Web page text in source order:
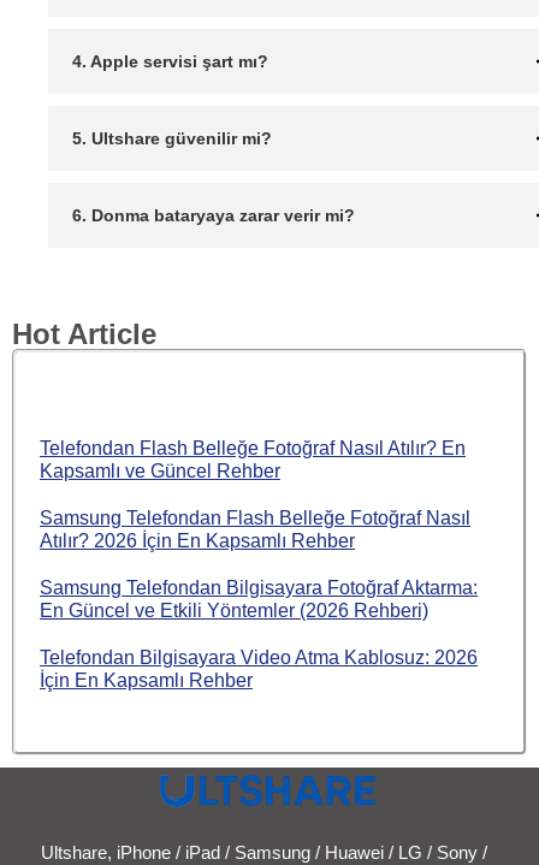
4. Apple servisi şart mı?
5. Ultshare güvenilir mi?
6. Donma bataryaya zarar verir mi?
Hot Article
Telefondan Flash Belleğe Fotoğraf Nasıl Atılır? En
Kapsamlı ve Güncel Rehber
Samsung Telefondan Flash Belleğe Fotoğraf Nasıl
Atılır? 2026 İçin En Kapsamlı Rehber
Samsung Telefondan Bilgisayara Fotoğraf Aktarma:
En Güncel ve Etkili Yöntemler (2026 Rehberi)
Telefondan Bilgisayara Video Atma Kablosuz: 2026
İçin En Kapsamlı Rehber
Ultshare, iPhone / iPad / Samsung / Huawei / LG / Sony /